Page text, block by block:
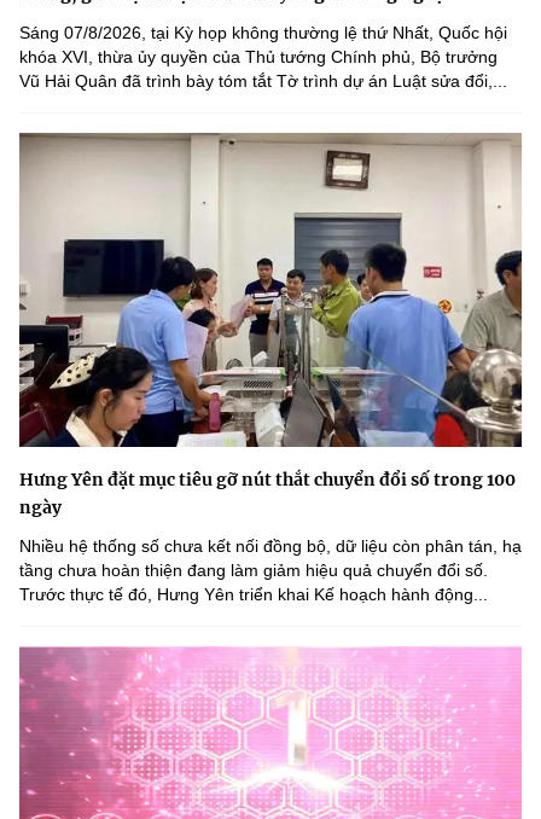
Sáng 07/8/2026, tại Kỳ họp không thường lệ thứ Nhất, Quốc hội
khóa XVI, thừa ủy quyền của Thủ tướng Chính phủ, Bộ trưởng
Vũ Hải Quân đã trình bày tóm tắt Tờ trình dự án Luật sửa đổi,...
Hưng Yên đặt mục tiêu gỡ nút thắt chuyển đổi số trong 100
ngày
Nhiều hệ thống số chưa kết nối đồng bộ, dữ liệu còn phân tán, hạ
tầng chưa hoàn thiện đang làm giảm hiệu quả chuyển đổi số.
Trước thực tế đó, Hưng Yên triển khai Kế hoạch hành động...